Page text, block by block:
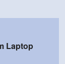
Laptop